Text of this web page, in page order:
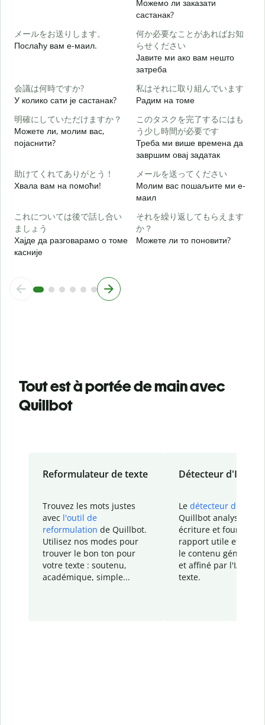
Можемо ли заказати
састанак?
メールをお送りします。
Послаћу вам е-маил.
何か必要なことがあればお知
らせください
Јавите ми ако вам нешто
затреба
会議は何時ですか?
У колико сати је састанак?
私はそれに取り組んでいます
Радим на томе
明確にしていただけますか？
Можете ли, молим вас,
појаснити?
このタスクを完了するにはも
う少し時間が必要です
Треба ми више времена да
завршим овај задатак
助けてくれてありがとう！
Хвала вам на помоћи!
メールを送ってください
Молим вас пошаљите ми е-
маил
これについては後で話し合い
ましょう
Хајде да разговарамо о томе
касније
それを繰り返してもらえます
か？
Можете ли то поновити?
Tout est à portée de main avec
Quillbot
Reformulateur de texte
Trouvez les mots justes
avec l'outil de
reformulation de Quillbot.
Utilisez nos modes pour
trouver le bon ton pour
votre texte : soutenu,
académique, simple...
Détecteur d'IA
Le détecteur d'IA
Quillbot analyse votre
écriture et fournit un
rapport utile et
le contenu généré
et affiné par l'IA
texte.